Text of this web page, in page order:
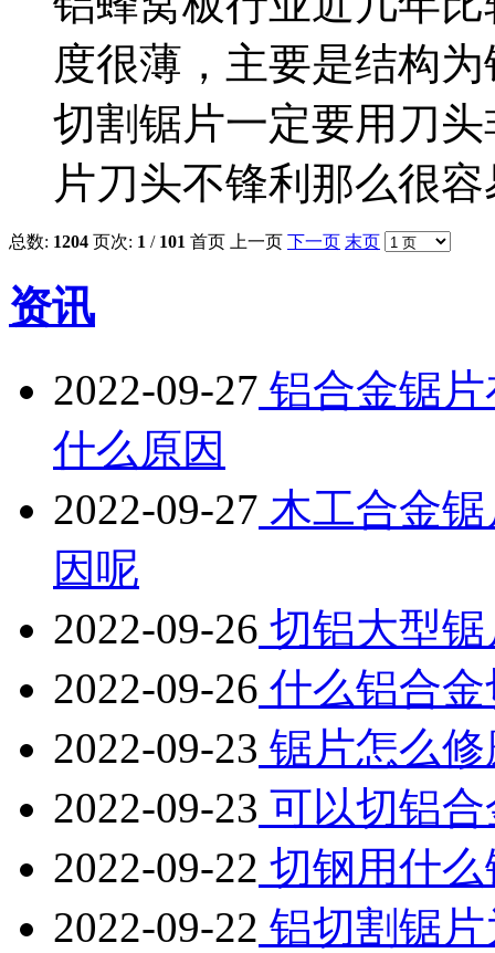
度很薄，主要是结构
切割锯片一定要用刀
片刀头不锋利那么很
总数: 1204 页次: 1 / 101 首页 上一页 下一页 末页
资讯
2022-09-27 铝合金锯
什么原因
2022-09-27 木工合金
因呢
2022-09-26 切铝大型
2022-09-26 什么铝合
2022-09-23 锯片怎么
2022-09-23 可以切铝
2022-09-22 切钢用什
2022-09-22 铝切割锯